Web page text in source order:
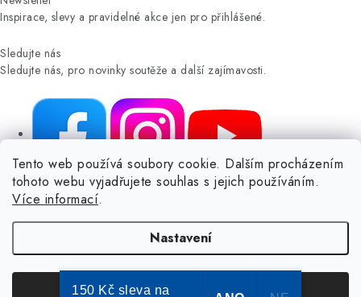
Tento web používá soubory cookie. Dalším procházením
tohoto webu vyjadřujete souhlas s jejich používáním.
Více informací.
Nastavení
Inspirace, slevy a pravidelné akce jen pro přihlášené.
Sledujte nás
Sledujte nás, pro novinky soutěže a další zajímavosti.
NIKARO, s.r.o.
- Dokoše.cz, Veselka 48, 259 01 Olbramovice -
Votice, ČESKÁ REPUBLIKA
Podle zákona o evidenci tržeb je prodávající povinen vystavit
Zároveň je povinen zaevidovat přijatou tržbu u správce daně online; v
případě technického výpadku pak nejpozději do 48 hodin.
150 Kč sleva na